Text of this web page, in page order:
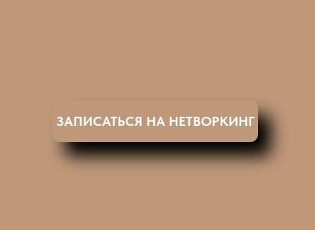
ЗАПИСАТЬСЯ НА НЕТВОРКИНГ